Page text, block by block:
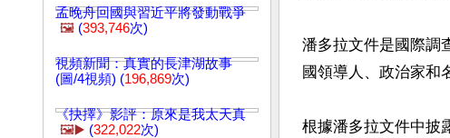
孟晚舟回國與習近平將發動戰爭
🖼️ (393,746次)
視頻新聞：真實的長津湖故事
(圖/4視頻) (196,869次)
《抉擇》影評：原來是我太天真
🖼️▶️ (322,022次)
潘多拉文件是國際調
國領導人、政治家和
根據潘多拉文件中披